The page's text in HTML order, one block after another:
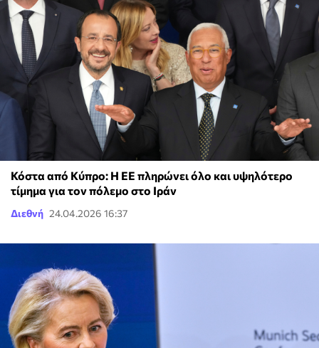
Κόστα από Κύπρο: Η ΕΕ πληρώνει όλο και υψηλότερο
τίμημα για τον πόλεμο στο Ιράν
Διεθνή 24.04.2026 16:37